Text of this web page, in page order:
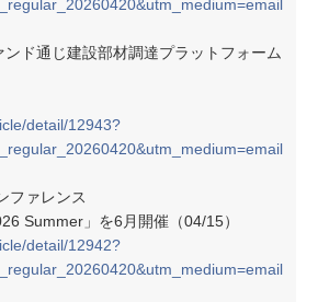
ンド通じ建設部材調達プラットフォーム
detail/12943?
ファレンス
Summer」を6月開催（04/15）
detail/12942?